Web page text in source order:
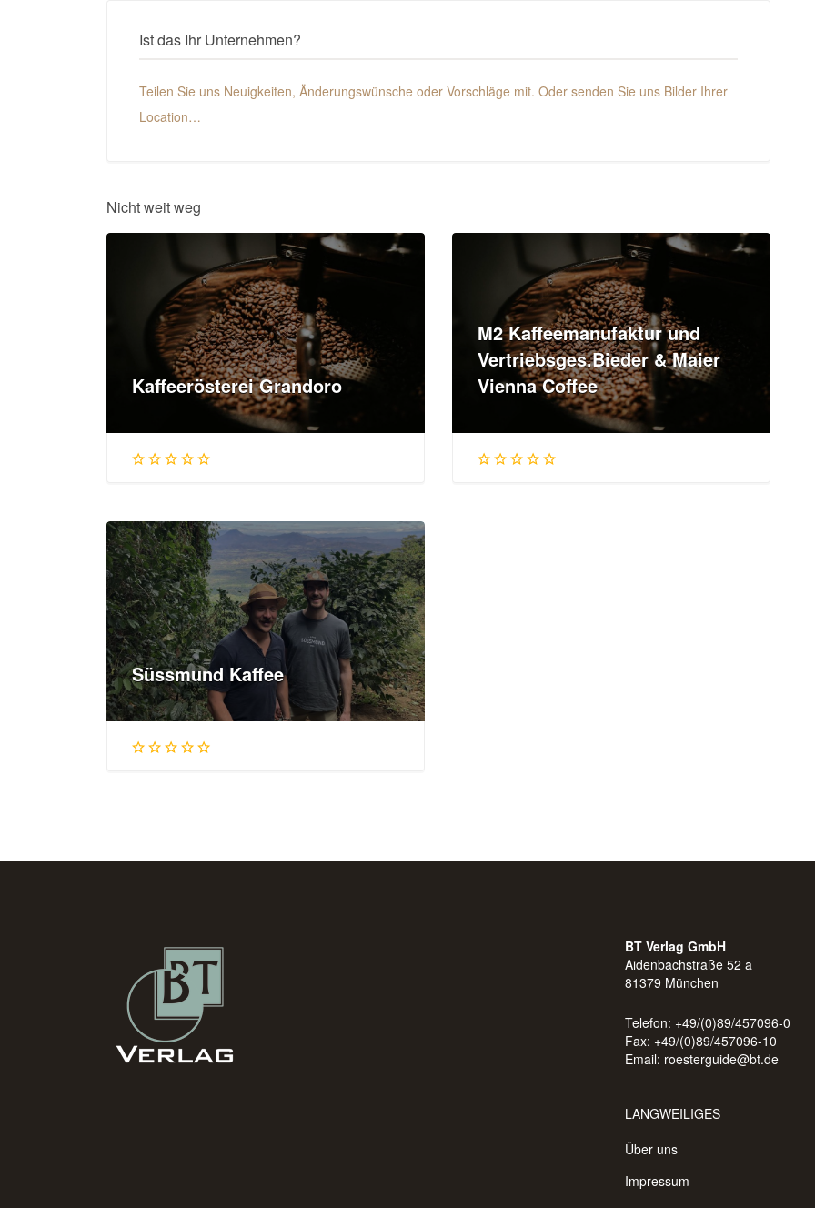
Ist das Ihr Unternehmen?
Teilen Sie uns Neuigkeiten, Änderungswünsche oder Vorschläge mit. Oder senden Sie uns Bilder Ihrer
Location…
Nicht weit weg
Kaffeerösterei Grandoro
M2 Kaffeemanufaktur und
Vertriebsges.Bieder & Maier
Vienna Coffee
Süssmund Kaffee
BT Verlag GmbH
Aidenbachstraße 52 a
81379 München
Telefon: +49/(0)89/457096-0
Fax: +49/(0)89/457096-10
Email: roesterguide@bt.de
LANGWEILIGES
Über uns
Impressum